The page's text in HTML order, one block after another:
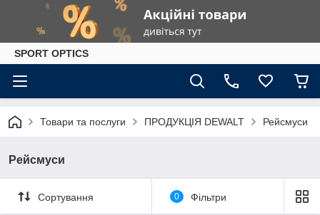
SPORT OPTICS
Товари та послуги ПРОДУКЦІЯ DEWALT Рейсмуси
Рейсмуси
Сортування 0 Фільтри